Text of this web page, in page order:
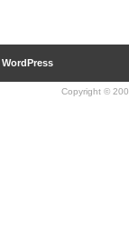
WordPress
Copyright ©